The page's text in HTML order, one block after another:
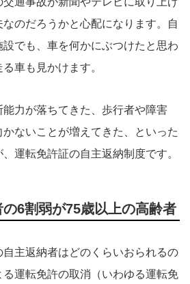
のだろうかと心配になります。自
でも、車を何かにぶつけたと思わ
車も見かけます。
力が落ちてきた、歩行者や障害
ないことが増えてきた、といった
運転免許証の自主返納制度です。
6割弱が75歳以上の高齢者
主返納者はどのくらいおられるの
運転免許の取消（いわゆる運転免